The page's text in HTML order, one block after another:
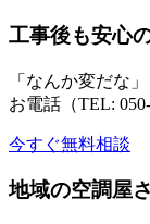
工事後も安心
「なんか変だな
お電話（TEL:
今すぐ無料相談
地域の空調屋